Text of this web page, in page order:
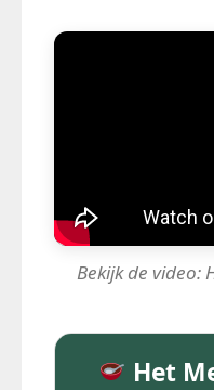
Bekijk de video:
Het